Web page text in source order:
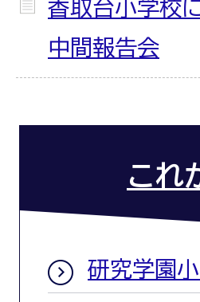
香取台小学校
中間報告会
これ
研究学園